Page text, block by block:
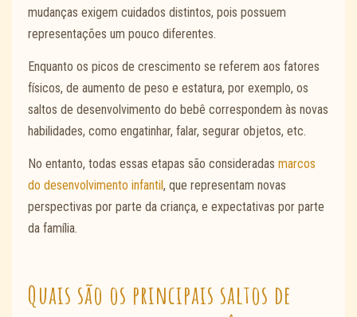
mudanças exigem cuidados distintos, pois possuem
representações um pouco diferentes.
Enquanto os picos de crescimento se referem aos fatores
físicos, de aumento de peso e estatura, por exemplo, os
saltos de desenvolvimento do bebê correspondem às novas
habilidades, como engatinhar, falar, segurar objetos, etc.
No entanto, todas essas etapas são consideradas marcos
do desenvolvimento infantil, que representam novas
perspectivas por parte da criança, e expectativas por parte
da família.
Quais são os principais saltos de